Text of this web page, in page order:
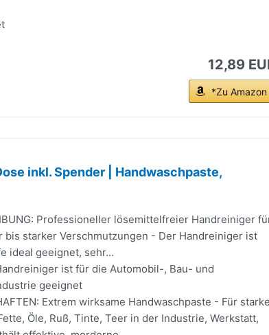
12,89
*Zu Amazon
inkl. Spender | Handwaschpaste,
Professioneller lösemittelfreier Handreiniger
starker Verschmutzungen - Der Handreiniger ist
ideal geeignet, sehr...
ist für die Automobil-, Bau- und
geeignet
Extrem wirksame Handwaschpaste - Für
Öle, Ruß, Tinte, Teer in der Industrie, Werkstatt,